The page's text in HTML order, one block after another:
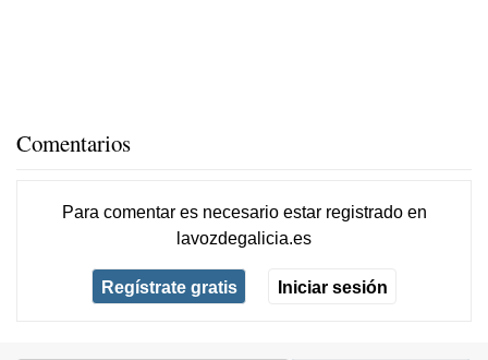
Comentarios
Para comentar es necesario estar registradoen
lavozdegalicia.es
Regístrate gratis Iniciar sesión